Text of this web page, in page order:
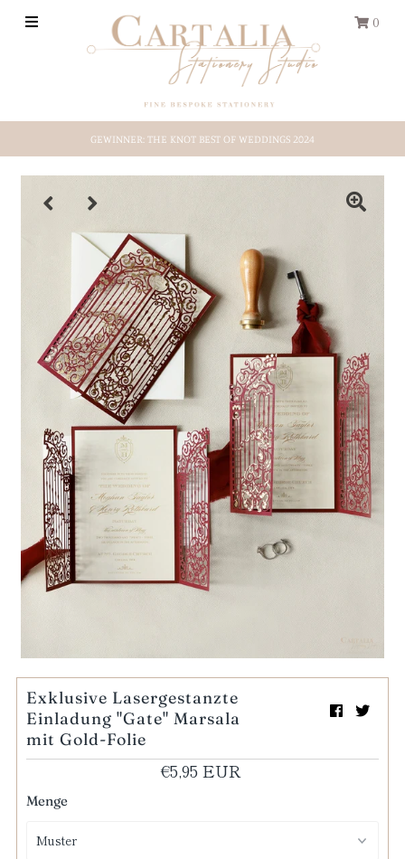
HOCHZEITS-PAPETERIE
REISEPASS
Save-the-Date
Shop by Style
ÜBER UNS
EINLOGGEN/REGISTRIEREN
0
Mein Einkaufswagen
0
GEWINNER: THE KNOT BEST OF WEDDINGS 2024
Wiedergabe
Exklusive Lasergestanzte
Einladung "Gate" Marsala
mit Gold-Folie
€5,95 EUR
Menge